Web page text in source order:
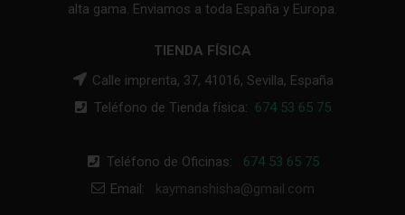
alta gama. Enviamos a toda España y Europa.
TIENDA FÍSICA
Calle imprenta, 37, 41016, Sevilla, España
Teléfono de Tienda física: 674 53 65 75
Teléfono de Oficinas: 674 53 65 75
Email:
kaymanshisha@gmail.com